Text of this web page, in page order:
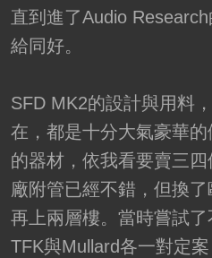
直到進了Audio
給同好。
SFD MK2的設計與用料
在，都是十分大氣豪華
的器材，依我看要賣三
廠附管已經不錯，但換
再上兩層樓。當時嘗試
TFK與Mullard各一對定